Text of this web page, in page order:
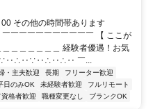
その他の時間帯あります
￣￣￣￣￣￣￣￣ 【 ここが
＿＿＿＿＿＿ 経験者優遇！お気
￣...
・主夫歓迎 長期
フリーター歓迎
日のみOK 未経験者歓迎
フルリモート
資格者歓迎 職種変更なし ブランクOK